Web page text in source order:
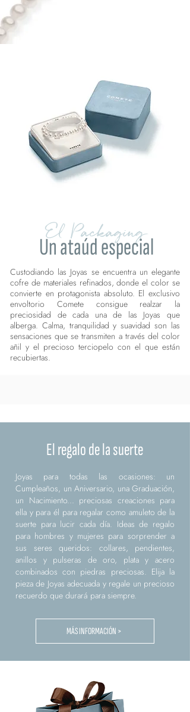
El Packaging
Un ataúd especial
Custodiando las Joyas se encuentra un elegante
cofre de materiales refinados, donde el color se
convierte en protagonista absoluto. El exclusivo
envoltorio Comete consigue realzar la
preciosidad de cada una de las Joyas que
alberga. Calma, tranquilidad y suavidad son las
sensaciones que se transmiten a través del color
añil y el precioso terciopelo con el que están
recubiertas.
El regalo de la suerte
Joyas para todas las ocasiones: un
Cumpleaños, un Aniversario, una Graduación,
un Nacimiento... preciosas creaciones para
ella y para él para regalar como amuleto de la
suerte para lucir cada día. Ideas de regalo
para hombres y mujeres para sorprender a
sus seres queridos: collares, pendientes,
anillos y pulseras de oro, plata y acero
combinados con piedras preciosas. Elija la
pieza de Joyas adecuada y regale un precioso
recuerdo que durará para siempre.
MÁS INFORMACIÓN >